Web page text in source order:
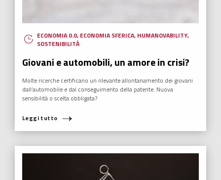
ECONOMIA 0.0, ECONOMIA SFERICA, HUMANOVABILITY,
SOSTENIBILITÀ
Giovani e automobili, un amore in crisi?
Molte ricerche certificano un rilevante allontanamento dei giovani
dall’automobile e dal conseguimento della patente. Nuova
sensibilità o scelta obbligata?
Leggi tutto